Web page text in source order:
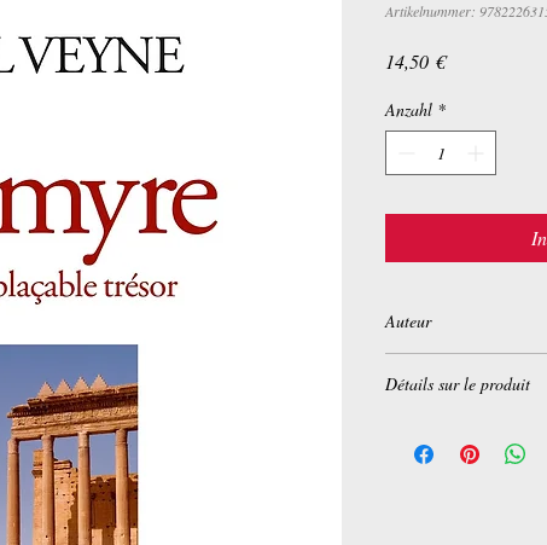
Artikelnummer:
14,50 €Preis
Anzahl *
Auteur
Détails sur le produit
Editeur : ALBIN